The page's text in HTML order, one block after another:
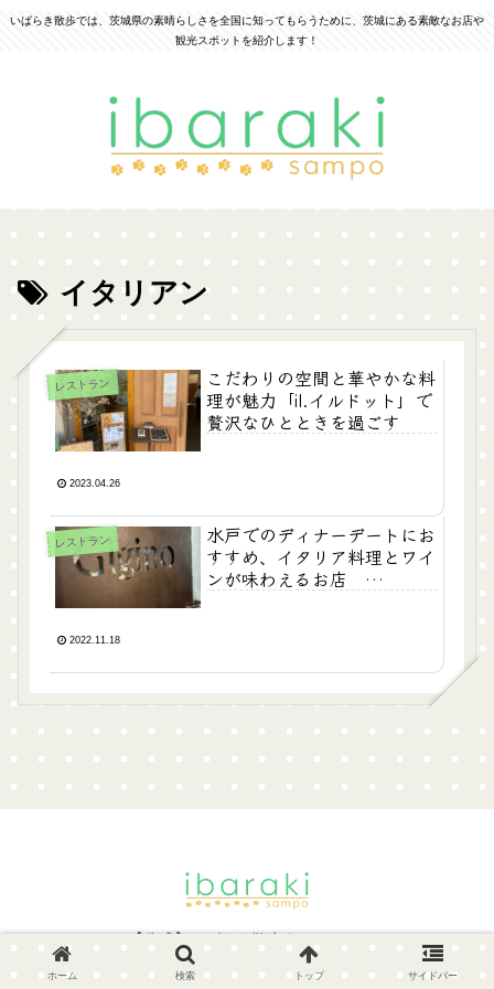
いばらき散歩では、茨城県の素晴らしさを全国に知ってもらうために、茨城にある素敵なお店や
観光スポットを紹介します！
イタリアン
レストラン
こだわりの空間と華やかな料
理が魅力「il.イルドット」で
贅沢なひとときを過ごす
2023.04.26
レストラン
水戸でのディナーデートにお
すすめ、イタリア料理とワイ
ンが味わえるお店
2022.11.18
© 2022 【公式】いばらき散歩｜IBARAKI SAMPO.
ホーム 検索 トップ サイドバー